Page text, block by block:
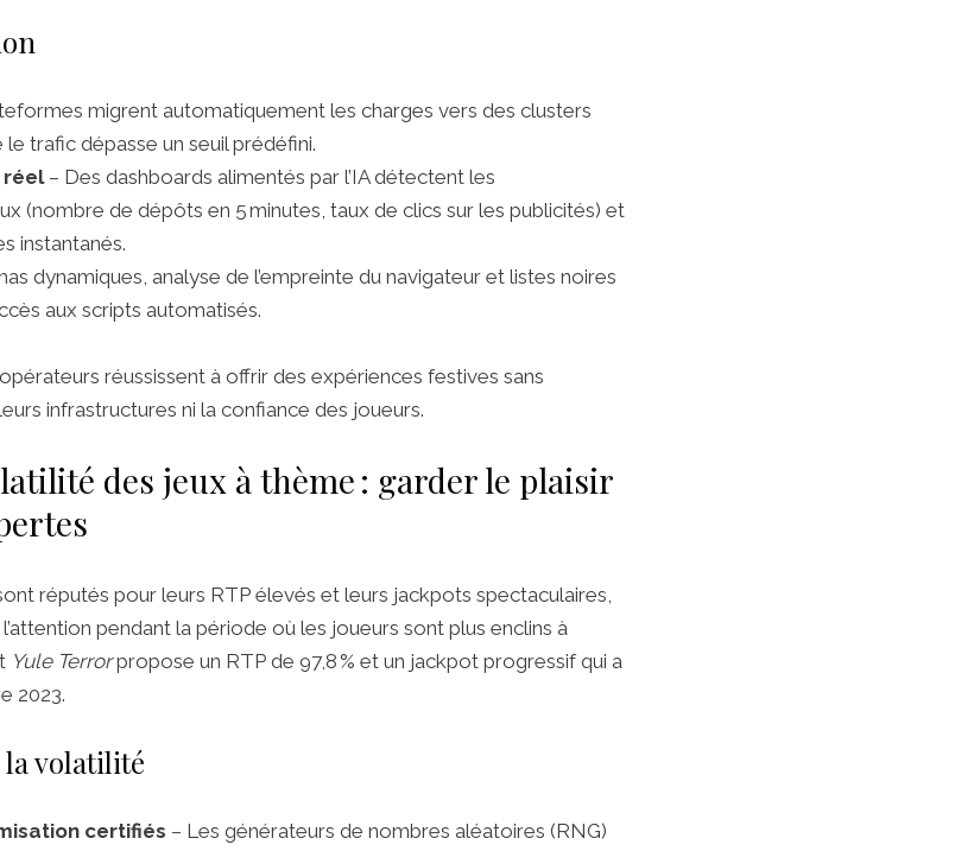
migrent automatiquement les charges vers des clusters
trafic dépasse un seuil prédéfini.
réel– Des dashboards alimentés par l’IA détectent les
(nombre de dépôts en 5 minutes, taux de clics sur les publicités) et
instantanés.
dynamiques, analyse de l’empreinte du navigateur et listes noires
aux scripts automatisés.
réussissent à offrir des expériences festives sans
infrastructures ni la confiance des joueurs.
des jeux à thème : garder le plaisir
réputés pour leurs RTP élevés et leurs jackpots spectaculaires,
pendant la période où les joueurs sont plus enclins à
Yule Terrorpropose un RTP de 97,8 % et un jackpot progressif qui a
2023.
volatilité
certifiés – Les générateurs de nombres aléatoires (RNG)